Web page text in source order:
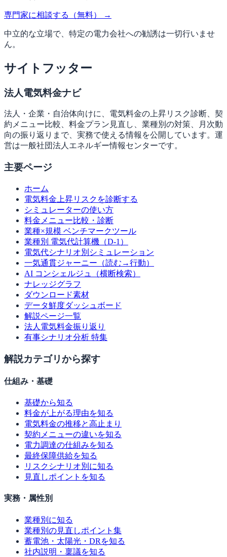
専門家に相談する（無料） →
中立的な立場で、特定の電力会社への勧誘は一切行いませ
ん。
サイトフッター
法人電気料金ナビ
法人・企業・自治体向けに、電気料金の上昇リスク診断、契
約メニュー比較、料金プラン見直し、業種別の対策、月次動
向の振り返りまで、実務で使える情報を公開しています。運
営は一般社団法人エネルギー情報センターです。
主要ページ
ホーム
電気料金上昇リスクを診断する
シミュレーターの使い方
料金メニュー比較・診断
業種×規模 ベンチマークツール
業種別 電気代計算機（D-1）
電気代シナリオ別シミュレーション
一気通貫ジャーニー（読む→行動）
AI コンシェルジュ（横断検索）
ナレッジグラフ
ダウンロード素材
データ鮮度ダッシュボード
解説ページ一覧
法人電気料金振り返り
有事シナリオ分析 特集
解説カテゴリから探す
仕組み・基礎
基礎から知る
料金が上がる理由を知る
電気料金の推移と高止まり
契約メニューの違いを知る
電力調達の仕組みを知る
最終保障供給を知る
リスクシナリオ別に知る
見直しポイントを知る
実務・属性別
業種別に知る
業種別の見直しポイント集
蓄電池・太陽光・DRを知る
社内説明・稟議を知る